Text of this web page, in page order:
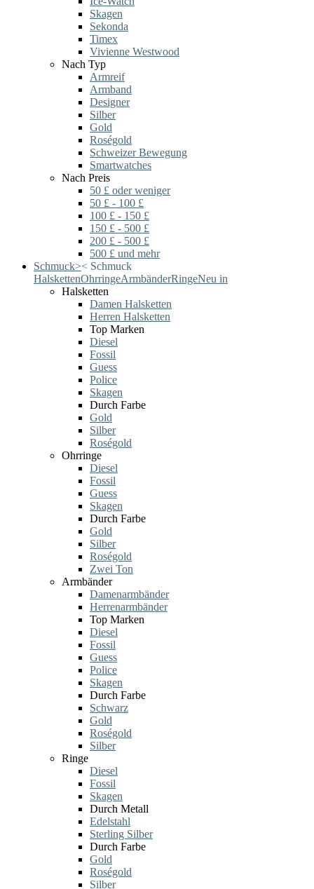
Skagen
Sekonda
Timex
Vivienne Westwood
Nach Typ
Armreif
Armband
Designer
Silber
Gold
Roségold
Schweizer Bewegung
Smartwatches
Nach Preis
50 £ oder weniger
50 £ - 100 £
100 £ - 150 £
150 £ - 500 £
200 £ - 500 £
500 £ und mehr
Schmuck>< Schmuck
HalskettenOhrringeArmbänderRingeNeu in
Halsketten
Damen Halsketten
Herren Halsketten
Top Marken
Diesel
Fossil
Guess
Police
Skagen
Durch Farbe
Gold
Silber
Roségold
Ohrringe
Diesel
Fossil
Guess
Skagen
Durch Farbe
Gold
Silber
Roségold
Zwei Ton
Armbänder
Damenarmbänder
Herrenarmbänder
Top Marken
Diesel
Fossil
Guess
Police
Skagen
Durch Farbe
Schwarz
Gold
Roségold
Silber
Ringe
Diesel
Fossil
Skagen
Durch Metall
Edelstahl
Sterling Silber
Durch Farbe
Gold
Roségold
Silber